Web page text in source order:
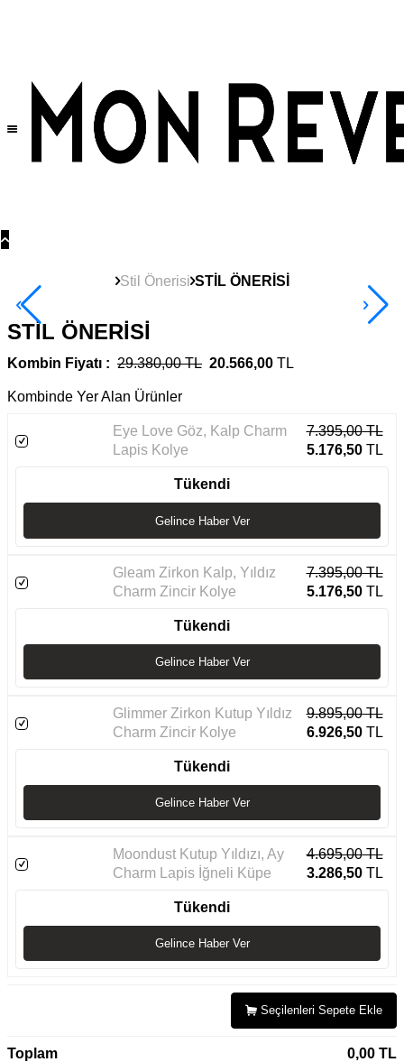
Stil Önerisi STİL ÖNERİSİ
STİL ÖNERİSİ
Kombin Fiyatı : 29.380,00 TL 20.566,00 TL
Kombinde Yer Alan Ürünler
Eye Love Göz, Kalp Charm
Lapis Kolye
7.395,00TL
5.176,50TL
Tükendi
Gelince Haber Ver
Gleam Zirkon Kalp, Yıldız
Charm Zincir Kolye
7.395,00TL
5.176,50TL
Tükendi
Gelince Haber Ver
Glimmer Zirkon Kutup Yıldız
Charm Zincir Kolye
9.895,00TL
6.926,50TL
Tükendi
Gelince Haber Ver
Moondust Kutup Yıldızı, Ay
Charm Lapis İğneli Küpe
4.695,00TL
3.286,50TL
Tükendi
Gelince Haber Ver
Seçilenleri Sepete Ekle
Toplam 0,00 TL